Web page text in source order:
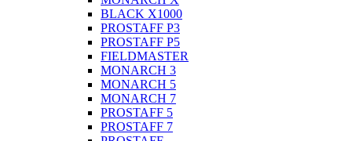
BLACK X1000
PROSTAFF P3
PROSTAFF P5
FIELDMASTER
MONARCH 3
MONARCH 5
MONARCH 7
PROSTAFF 5
PROSTAFF 7